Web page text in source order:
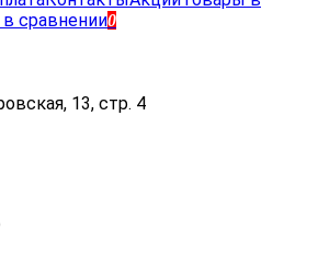
сравнении0
13, стр. 4